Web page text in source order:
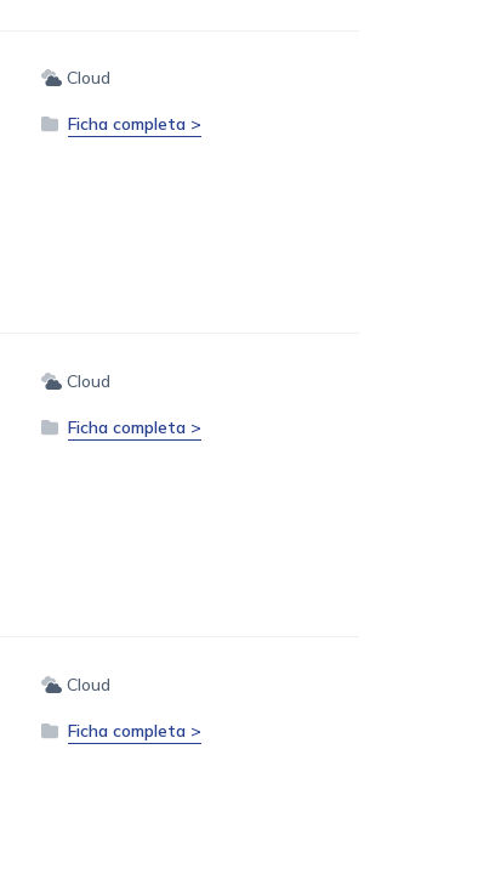
Cloud
Ficha completa >
Cloud
Ficha completa >
Cloud
Ficha completa >